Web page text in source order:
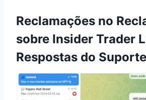
Reclamações no
sobre Insider Trader
Respostas do Suporte